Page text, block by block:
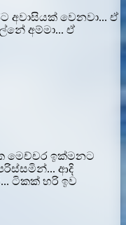
අවාසියක් වෙනවා... ඒ
අම්මා... ඒ
මෙච්චර ඉක්මනට
ආදි
ටිකක් හරි ඉව